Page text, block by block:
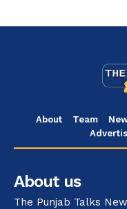
About Team
About us
The Punjab Talks